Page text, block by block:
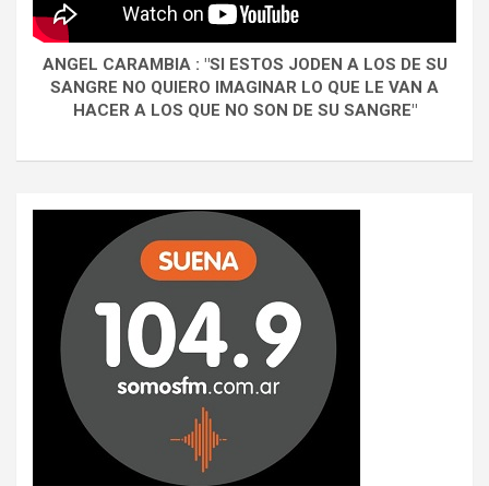
ANGEL CARAMBIA : "SI ESTOS JODEN A LOS DE SU
SANGRE NO QUIERO IMAGINAR LO QUE LE VAN A
HACER A LOS QUE NO SON DE SU SANGRE"